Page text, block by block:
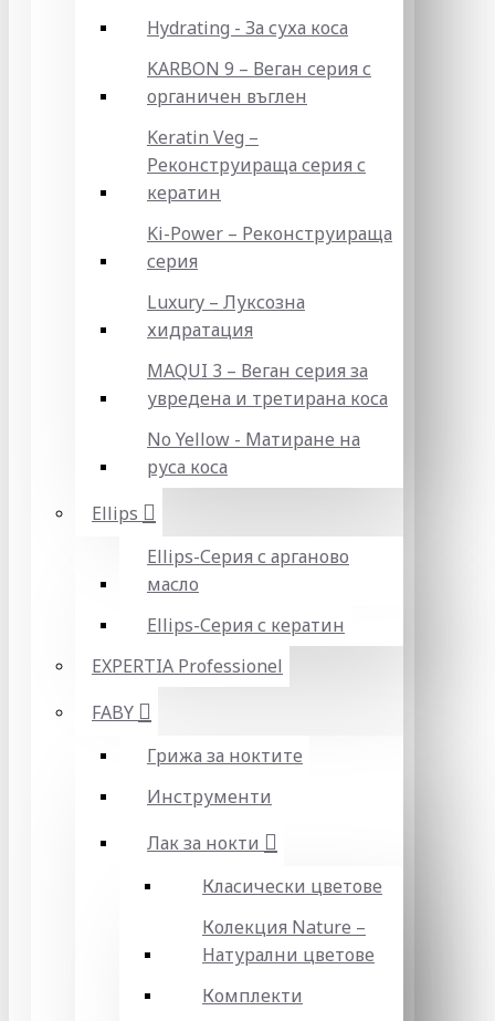
Hydrating - За суха коса
KARBON 9 – Веган серия с
органичен въглен
Keratin Veg –
Реконструираща серия с
кератин
Ki-Power – Реконструираща
серия
Luxury – Луксозна
хидратация
MAQUI 3 – Веган серия за
увредена и третирана коса
No Yellow - Матиране на
руса коса
Ellips
Ellips-Серия с арганово
масло
Ellips-Серия с кератин
EXPERTIA Professionel
FABY
Грижа за ноктите
Инструменти
Лак за нокти
Класически цветове
Колекция Nature –
Натурални цветове
Комплекти